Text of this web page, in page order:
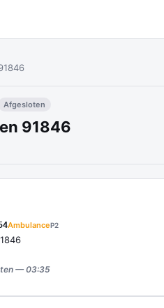
Afgesloten
91846
AmbulanceP2
— 03:35